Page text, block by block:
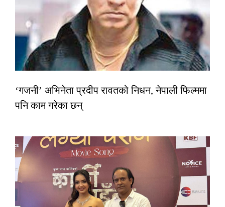
‘गजनी’ अभिनेता प्रदीप रावतको निधन, नेपाली फिल्ममा
पनि काम गरेका छन्